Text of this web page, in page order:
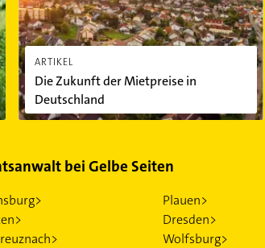
ARTIKEL
Die Zukunft der Mietpreise in
Deutschland
bei Gelbe Seiten
Plauen>
Dresden>
Wolfsburg>